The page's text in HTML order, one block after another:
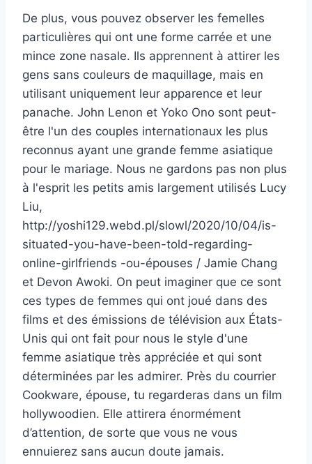
De plus, vous pouvez observer les femelles
particulières qui ont une forme carrée et une
mince zone nasale. Ils apprennent à attirer les
gens sans couleurs de maquillage, mais en
utilisant uniquement leur apparence et leur
panache. John Lenon et Yoko Ono sont peut-
être l'un des couples internationaux les plus
reconnus ayant une grande femme asiatique
pour le mariage. Nous ne gardons pas non plus
à l'esprit les petits amis largement utilisés Lucy
Liu,
http://yoshi129.webd.pl/slowl/2020/10/04/is-
situated-you-have-been-told-regarding-
online-girlfriends -ou-épouses / Jamie Chang
et Devon Awoki. On peut imaginer que ce sont
ces types de femmes qui ont joué dans des
films et des émissions de télévision aux États-
Unis qui ont fait pour nous le style d'une
femme asiatique très appréciée et qui sont
déterminées par les admirer. Près du courrier
Cookware, épouse, tu regarderas dans un film
hollywoodien. Elle attirera énormément
d’attention, de sorte que vous ne vous
ennuierez sans aucun doute jamais.